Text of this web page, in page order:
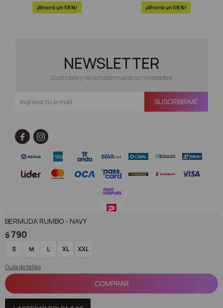
BERMUDA RUMBO - NAVY
$ 790
S M L XL XXL
Guía de talles
COMPRAR
58 58
NEWSLETTER
¡Suscribite y recibí todas nuestras novedades!
SUSCRIBIRME
 
© Copyright 2026 / Superoutlet / FORTER S.A Rut 213720560017